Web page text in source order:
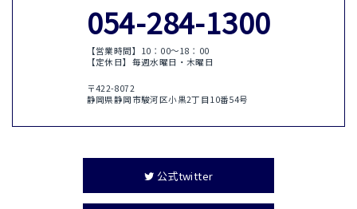
054-284-1300
【営業時間】10：00〜18：00
【定休日】毎週水曜日・木曜日
〒422-8072
静岡県静岡市駿河区小黒2丁目10番54号
公式twitter